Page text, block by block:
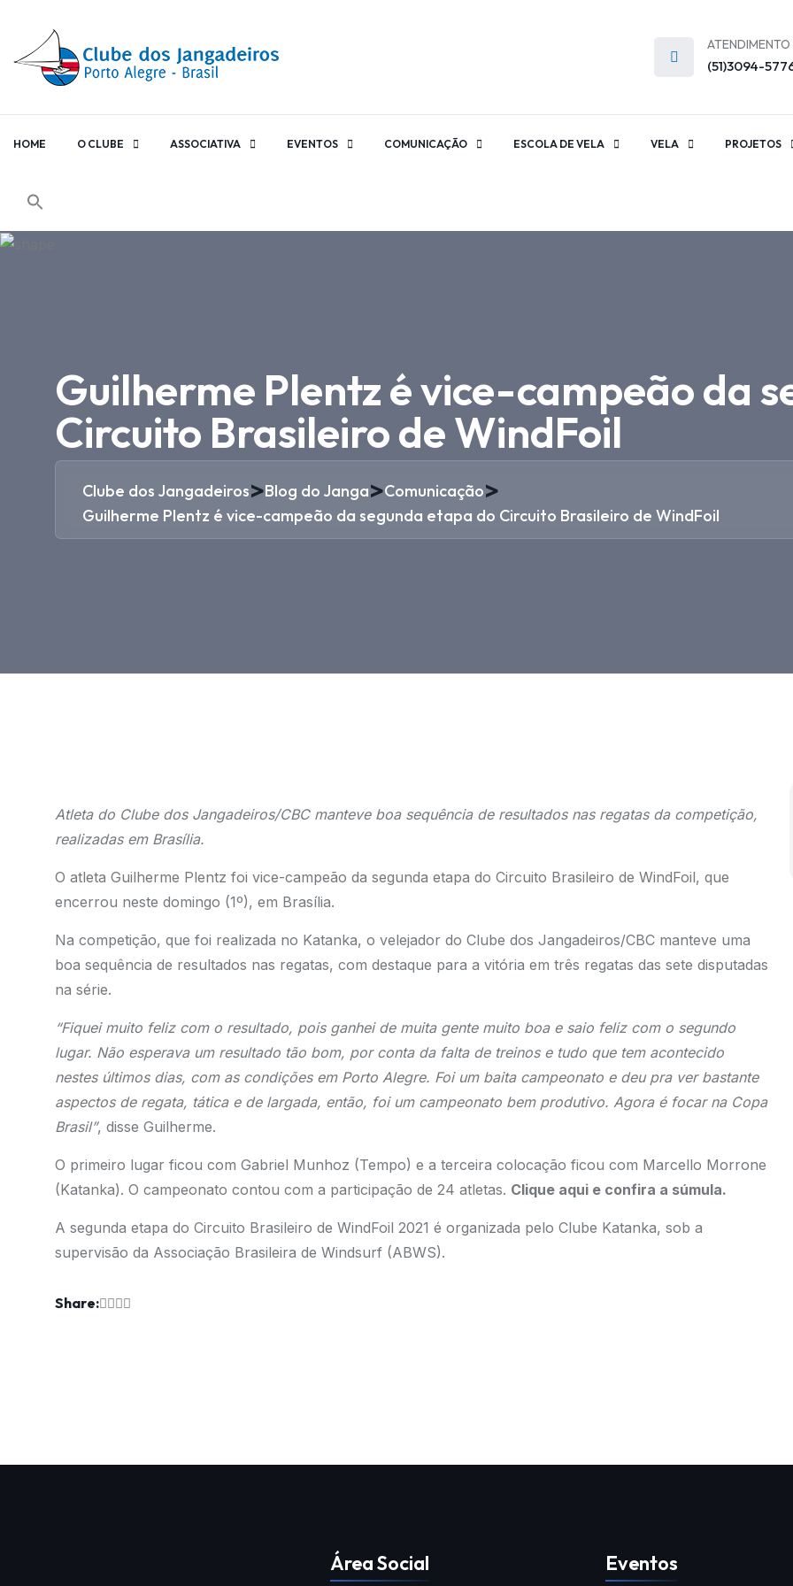
ATENDIMENTO
(51)3094-
HOME O CLUBE ASSOCIATIVA EVENTOS COMUNICAÇÃO ESCOLA DE VELA VELA PROJETOS
Guilherme Plentz é vice-campeão da
Circuito Brasileiro de WindFoil
Clube dos Jangadeiros>Blog do Janga>Comunicação>
Guilherme Plentz é vice-campeão da segunda etapa do Circuito Brasileiro de WindFoil
Atleta do Clube dos Jangadeiros/CBC manteve boa sequência de resultados nas regatas da competição,
realizadas em Brasília.
O atleta Guilherme Plentz foi vice-campeão da segunda etapa do Circuito Brasileiro de WindFoil, que
encerrou neste domingo (1º), em Brasília.
Na competição, que foi realizada no Katanka, o velejador do Clube dos Jangadeiros/CBC manteve uma
boa sequência de resultados nas regatas, com destaque para a vitória em três regatas das sete disputadas
na série.
“Fiquei muito feliz com o resultado, pois ganhei de muita gente muito boa e saio feliz com o segundo
lugar. Não esperava um resultado tão bom, por conta da falta de treinos e tudo que tem acontecido
nestes últimos dias, com as condições em Porto Alegre. Foi um baita campeonato e deu pra ver bastante
aspectos de regata, tática e de largada, então, foi um campeonato bem produtivo. Agora é focar na Copa
Brasil”, disse Guilherme.
O primeiro lugar ficou com Gabriel Munhoz (Tempo) e a terceira colocação ficou com Marcello Morrone
(Katanka). O campeonato contou com a participação de 24 atletas. Clique aqui e confira a súmula.
A segunda etapa do Circuito Brasileiro de WindFoil 2021 é organizada pelo Clube Katanka, sob a
supervisão da Associação Brasileira de Windsurf (ABWS).
Share:
Área Social Eventos